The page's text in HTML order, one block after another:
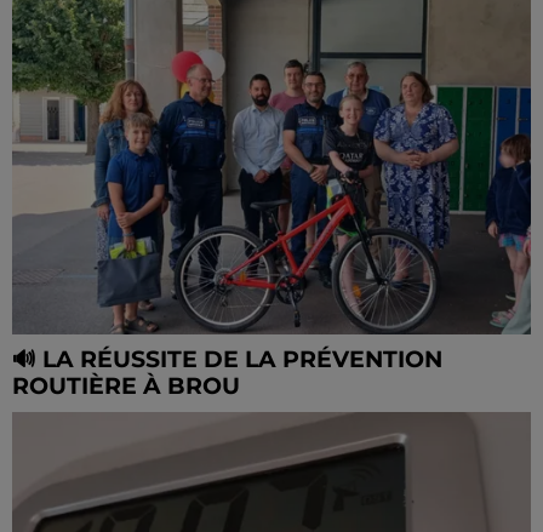
🔊 LA RÉUSSITE DE LA PRÉVENTION
ROUTIÈRE À BROU